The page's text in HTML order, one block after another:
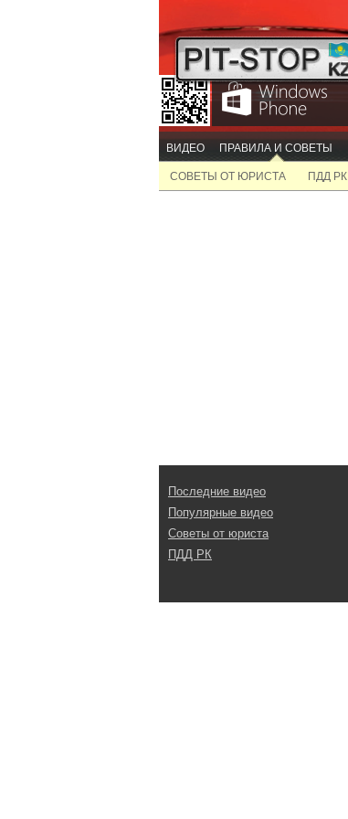
ВИДЕО ПРАВИЛА И СОВЕТЫ
СОВЕТЫ ОТ ЮРИСТА ПДД РК
Последние видео
Популярные видео
Советы от юриста
ПДД РК